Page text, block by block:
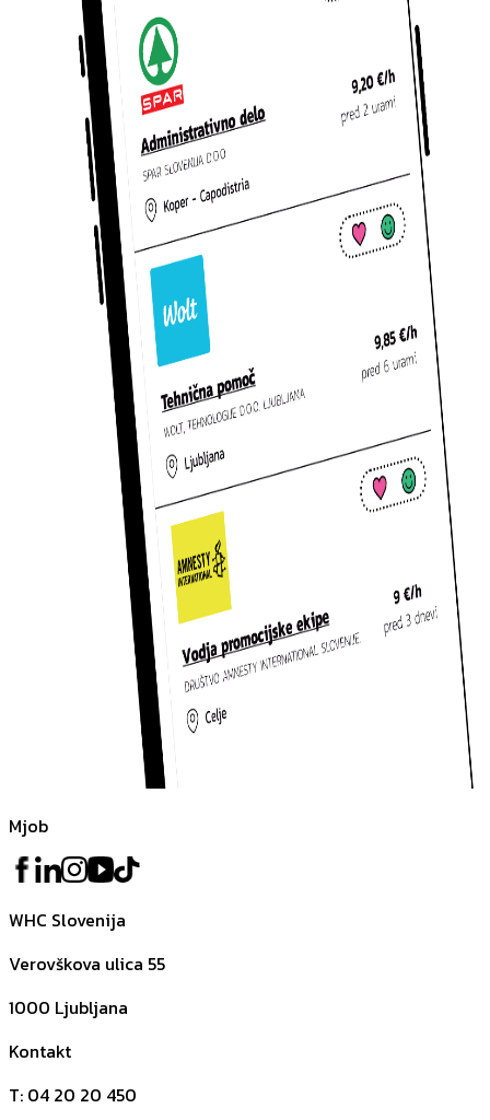
Mjob
WHC Slovenija
Verovškova ulica 55
1000 Ljubljana
Kontakt
T: 04 20 20 450